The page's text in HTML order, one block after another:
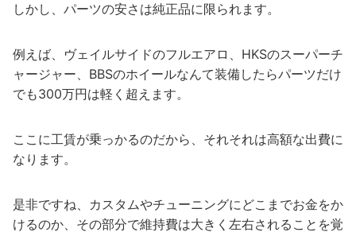
しかし、パーツの安さは純正品に限られます。
例えば、ヴェイルサイドのフルエアロ、HKSのスーパーチ
ャージャー、BBSのホイールなんて装備したらパーツだけ
でも300万円は軽く超えます。
ここに工賃が乗っかるのだから、それそれは高額な出費に
なります。
是非ですね、カスタムやチューニングにどこまでお金をか
けるのか、その部分で維持費は大きく左右されることを覚